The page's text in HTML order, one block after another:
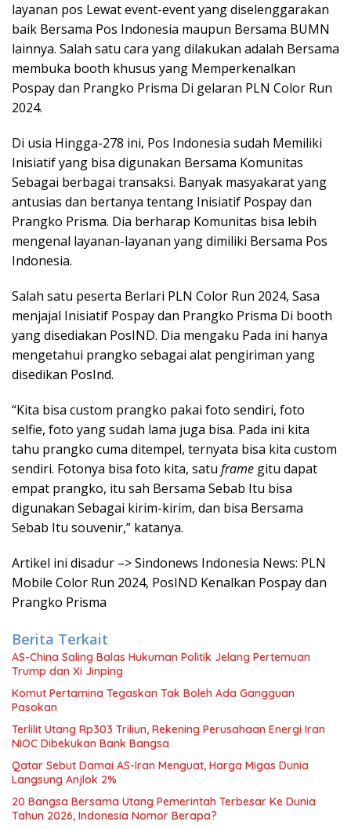
layanan pos Lewat event-event yang diselenggarakan
baik Bersama Pos Indonesia maupun Bersama BUMN
lainnya. Salah satu cara yang dilakukan adalah Bersama
membuka booth khusus yang Memperkenalkan
Pospay dan Prangko Prisma Di gelaran PLN Color Run
2024.
Di usia Hingga-278 ini, Pos Indonesia sudah Memiliki
Inisiatif yang bisa digunakan Bersama Komunitas
Sebagai berbagai transaksi. Banyak masyakarat yang
antusias dan bertanya tentang Inisiatif Pospay dan
Prangko Prisma. Dia berharap Komunitas bisa lebih
mengenal layanan-layanan yang dimiliki Bersama Pos
Indonesia.
Salah satu peserta Berlari PLN Color Run 2024, Sasa
menjajal Inisiatif Pospay dan Prangko Prisma Di booth
yang disediakan PosIND. Dia mengaku Pada ini hanya
mengetahui prangko sebagai alat pengiriman yang
disedikan PosInd.
“Kita bisa custom prangko pakai foto sendiri, foto
selfie, foto yang sudah lama juga bisa. Pada ini kita
tahu prangko cuma ditempel, ternyata bisa kita custom
sendiri. Fotonya bisa foto kita, satu frame gitu dapat
empat prangko, itu sah Bersama Sebab Itu bisa
digunakan Sebagai kirim-kirim, dan bisa Bersama
Sebab Itu souvenir,” katanya.
Artikel ini disadur –> Sindonews Indonesia News: PLN
Mobile Color Run 2024, PosIND Kenalkan Pospay dan
Prangko Prisma
Berita Terkait
AS-China Saling Balas Hukuman Politik Jelang Pertemuan
Trump dan Xi Jinping
Komut Pertamina Tegaskan Tak Boleh Ada Gangguan
Pasokan
Terlilit Utang Rp303 Triliun, Rekening Perusahaan Energi Iran
NIOC Dibekukan Bank Bangsa
Qatar Sebut Damai AS-Iran Menguat, Harga Migas Dunia
Langsung Anjlok 2%
20 Bangsa Bersama Utang Pemerintah Terbesar Ke Dunia
Tahun 2026, Indonesia Nomor Berapa?